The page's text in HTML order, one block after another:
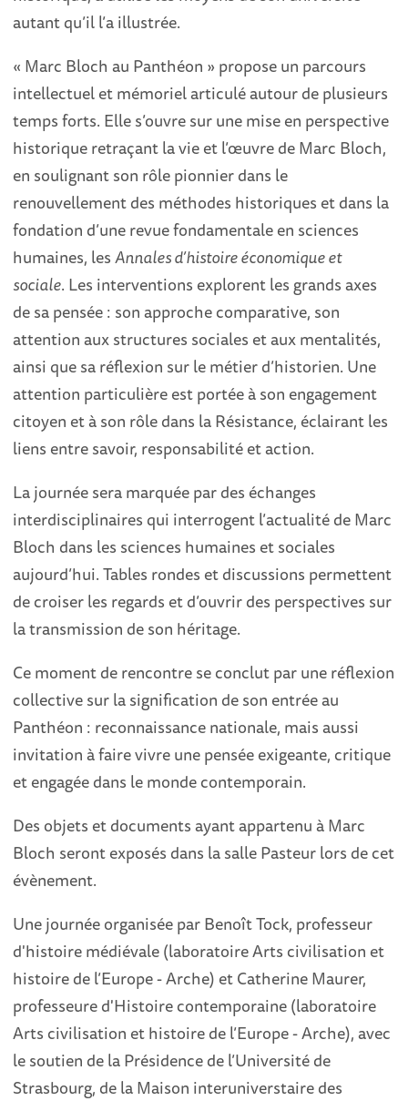
autant qu’il l’a illustrée.
« Marc Bloch au Panthéon » propose un parcours
intellectuel et mémoriel articulé autour de plusieurs
temps forts. Elle s’ouvre sur une mise en perspective
historique retraçant la vie et l’œuvre de Marc Bloch,
en soulignant son rôle pionnier dans le
renouvellement des méthodes historiques et dans la
fondation d’une revue fondamentale en sciences
humaines, lesAnnales d’histoire économique et
sociale. Les interventions explorent les grands axes
de sa pensée : son approche comparative, son
attention aux structures sociales et aux mentalités,
ainsi que sa réflexion sur le métier d’historien. Une
attention particulière est portée à son engagement
citoyen et à son rôle dans la Résistance, éclairant les
liens entre savoir, responsabilité et action.
La journée sera marquée par des échanges
interdisciplinaires qui interrogent l’actualité de Marc
Bloch dans les sciences humaines et sociales
aujourd’hui. Tables rondes et discussions permettent
de croiser les regards et d’ouvrir des perspectives sur
la transmission de son héritage.
Ce moment de rencontre se conclut par une réflexion
collective sur la signification de son entrée au
Panthéon : reconnaissance nationale, mais aussi
invitation à faire vivre une pensée exigeante, critique
et engagée dans le monde contemporain.
Des objets et documents ayant appartenu à Marc
Bloch seront exposés dans la salle Pasteur lors de cet
évènement.
Une journée organisée par Benoît Tock, professeur
d'histoire médiévale (laboratoire Arts civilisation et
histoire de l’Europe - Arche) et Catherine Maurer,
professeure d'Histoire contemporaine (laboratoire
Arts civilisation et histoire de l’Europe - Arche), avec
le soutien de la Présidence de l’Université de
Strasbourg, de la Maison interuniverstaire des